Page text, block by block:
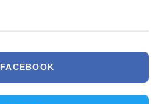
FACEBOOK